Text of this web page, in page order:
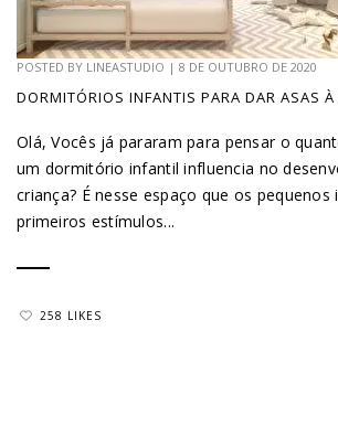
POSTED BY LINEASTUDIO | 8 DE OUTUBRO DE 2020
DORMITÓRIOS INFANTIS PARA DAR ASAS
Olá, Vocês já pararam para pensar o
um dormitório infantil influencia no
criança? É nesse espaço que os pequenos
primeiros estímulos...
258 LIKES